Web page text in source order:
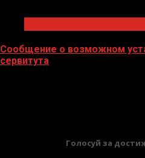
Сообщение о возможном
сервитута
Голосуй за